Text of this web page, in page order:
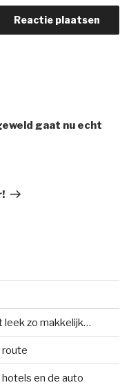
gaat nu echt
leek zo makkelijk…
route
en de auto